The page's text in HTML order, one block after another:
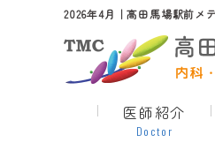
医師紹介
Doctor
2026年4月｜高田馬場駅前メ